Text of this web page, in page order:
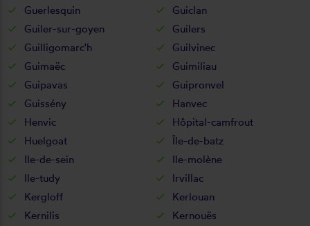
Guerlesquin
Guiclan
Guiler-sur-goyen
Guilers
Guilligomarc'h
Guilvinec
Guimaëc
Guimiliau
Guipavas
Guipronvel
Guissény
Hanvec
Henvic
Hôpital-camfrout
Huelgoat
Île-de-batz
Ile-de-sein
Ile-molène
Ile-tudy
Irvillac
Kergloff
Kerlouan
Kernilis
Kernouës